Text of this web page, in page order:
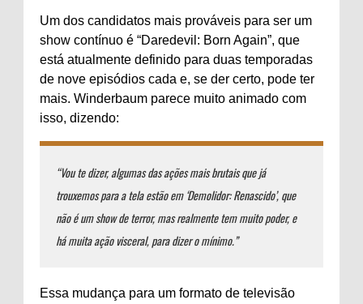
Um dos candidatos mais prováveis ​​para ser um
show contínuo é “Daredevil: Born Again”, que
está atualmente definido para duas temporadas
de nove episódios cada e, se der certo, pode ter
mais. Winderbaum parece muito animado com
isso, dizendo:
“Vou te dizer, algumas das ações mais brutais que já
trouxemos para a tela estão em ‘Demolidor: Renascido’, que
não é um show de terror, mas realmente tem muito poder, e
há muita ação visceral, para dizer o mínimo.”
Essa mudança para um formato de televisão